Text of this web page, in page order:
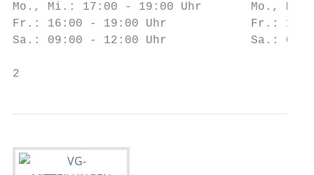
Mo., Mi.: 17:00 - 19:00 Uhr       Mo., Mi.:
Fr.: 16:00 - 19:00 Uhr            Fr.: 15:00
Sa.: 09:00 - 12:00 Uhr            Sa.: 09:00
2